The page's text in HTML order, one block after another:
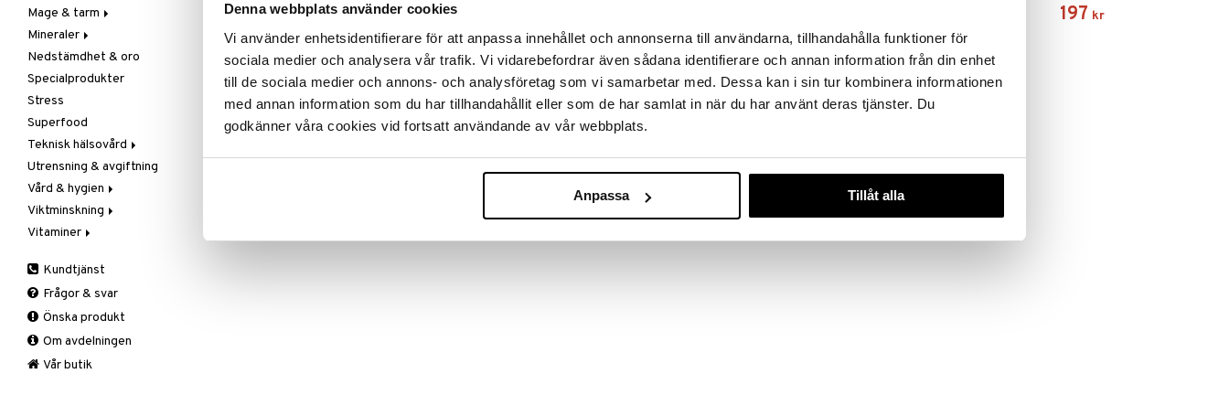
Denna webbplats använder cookies
Vi använder enhetsidentifierare för att anpassa innehållet och annonserna till användarna, tillhandahålla funktioner för
sociala medier och analysera vår trafik. Vi vidarebefordrar även sådana identifierare och annan information från din enhet
till de sociala medier och annons- och analysföretag som vi samarbetar med. Dessa kan i sin tur kombinera informationen
med annan information som du har tillhandahållit eller som de har samlat in när du har använt deras tjänster. Du
godkänner våra cookies vid fortsatt användande av vår webbplats.
Anpassa Tillåt alla
ett tunt lager på en jämn yta (ej i en glasburk) då de är gelbildande. De får inte ligga i
konstant kontakt med vatten, istället får de efter blötläggning hålla tillgodo med den
vätska som finns i gelén som bildas vid blötläggningen. Ytterligare vatten kan sprayas
på först när en grodd har utvecklats.
Ingredienser
Krassefrö
197 kr
Mage & tarm
Drycker
Fibrer
Matsmältning
Syrareglerande
Tarm
Utrensning
Mineraler
Järn
Kalcium
Krom
Magnesium
Multimineraler
Övriga
Selen
Zink
Nedstämdhet & oro
Specialprodukter
Stress
Superfood
Teknisk hälsovård
Ljusterapi
Luftfuktare
Massage
Övrigt
Utrensning & avgiftning
Vård & hygien
Ansiktsvård
Cremer
Rakprodukter
Rengöring
Specialprodukter
Giftset
Fotvård
Handvård
Tillbehör
Hårvård
Balsam
Schampo
Specialprodukter
Intim
Kosmetika
Hud
Läppar
Kropp
Bad, dusch & tvål
Mun & tänder
Viktminskning
Äppelcidervinäger
Fasta
Fettförbränning
Måltidsersättning
Övriga
Vitaminer
Antioxidanter
B vitaminer
Barn
C vitaminer
Kvinna
Kundtjänst
Frågor & svar
Önska produkt
Om avdelningen
Vår butik